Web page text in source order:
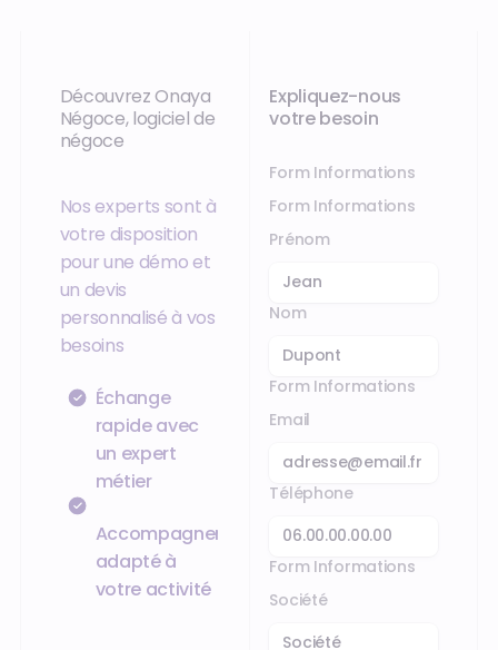
Découvrez Onaya
Négoce, logiciel de
négoce
Nos experts sont à
votre disposition
pour une démo et
un devis
personnalisé à vos
besoins
Échange
rapide avec
un expert
métier
Accompagnement
adapté à
votre activité
Expliquez-nous
votre besoin
Form Informations
Form Informations
Prénom
Nom
Form Informations
Email
Téléphone
Form Informations
Société